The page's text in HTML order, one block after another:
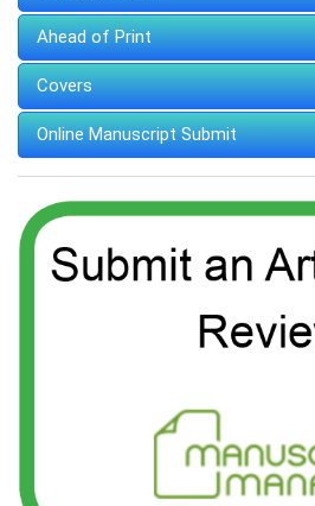
Ahead of Print
Covers
Online Manuscript Submit